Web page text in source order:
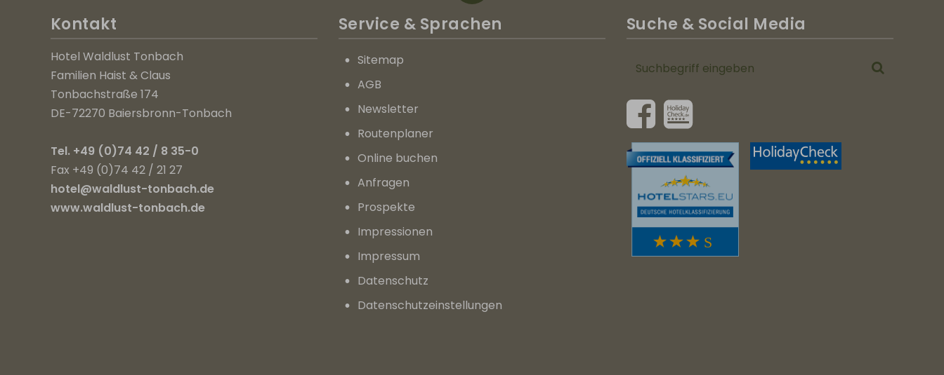
Kontakt
Hotel Waldlust Tonbach
Familien Haist & Claus
Tonbachstraße 174
DE-72270 Baiersbronn-Tonbach
Tel. +49 (0)74 42 / 8 35-0
Fax +49 (0)74 42 / 21 27
hotel@waldlust-tonbach.de
www.waldlust-tonbach.de
Service & Sprachen
Sitemap
AGB
Newsletter
Routenplaner
Online buchen
Anfragen
Prospekte
Impressionen
Impressum
Datenschutz
Datenschutz­einstellungen
Suche & Social Media